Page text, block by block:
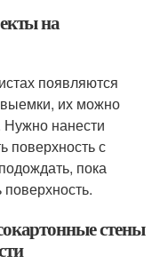
на
появляются
их можно
нанести
поверхность с
пока
стены